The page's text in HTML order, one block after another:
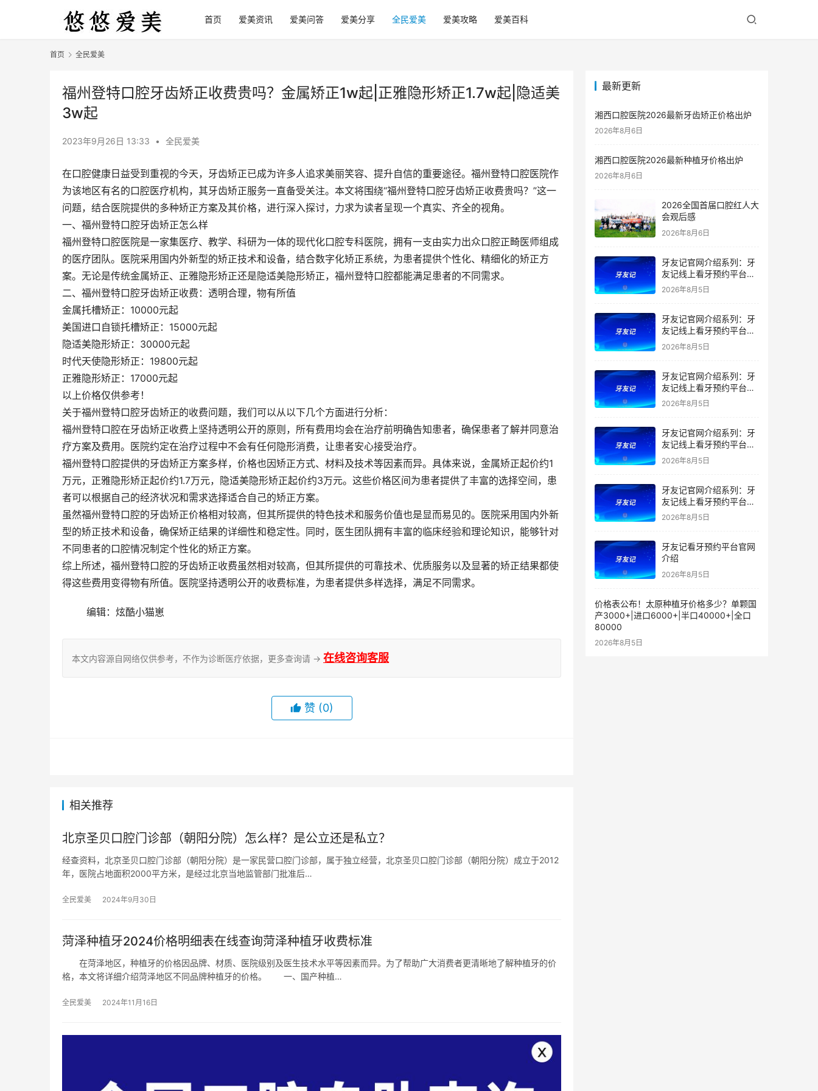
首页 爱美资讯 爱美问答 爱美分享 全民爱美 爱美攻略 爱美百科
首页 全民爱美
福州登特口腔牙齿矫正收费贵吗？金属矫正1w起|正雅隐形矫正1.7w起|隐适美
3w起
2023年9月26日 13:33 • 全民爱美
在口腔健康日益受到重视的今天，牙齿矫正已成为许多人追求美丽笑容、提升自信的重要途径。福州登特口腔医院作
为该地区有名的口腔医疗机构，其牙齿矫正服务一直备受关注。本文将围绕“福州登特口腔牙齿矫正收费贵吗？”这一
问题，结合医院提供的多种矫正方案及其价格，进行深入探讨，力求为读者呈现一个真实、齐全的视角。
一、福州登特口腔牙齿矫正怎么样
福州登特口腔医院是一家集医疗、教学、科研为一体的现代化口腔专科医院，拥有一支由实力出众口腔正畸医师组成
的医疗团队。医院采用国内外新型的矫正技术和设备，结合数字化矫正系统，为患者提供个性化、精细化的矫正方
案。无论是传统金属矫正、正雅隐形矫正还是隐适美隐形矫正，福州登特口腔都能满足患者的不同需求。
二、福州登特口腔牙齿矫正收费：透明合理，物有所值
金属托槽矫正：10000元起
美国进口自锁托槽矫正：15000元起
隐适美隐形矫正：30000元起
时代天使隐形矫正：19800元起
正雅隐形矫正：17000元起
以上价格仅供参考！
关于福州登特口腔牙齿矫正的收费问题，我们可以从以下几个方面进行分析：
福州登特口腔在牙齿矫正收费上坚持透明公开的原则，所有费用均会在治疗前明确告知患者，确保患者了解并同意治
疗方案及费用。医院约定在治疗过程中不会有任何隐形消费，让患者安心接受治疗。
福州登特口腔提供的牙齿矫正方案多样，价格也因矫正方式、材料及技术等因素而异。具体来说，金属矫正起价约1
万元，正雅隐形矫正起价约1.7万元，隐适美隐形矫正起价约3万元。这些价格区间为患者提供了丰富的选择空间，患
者可以根据自己的经济状况和需求选择适合自己的矫正方案。
虽然福州登特口腔的牙齿矫正价格相对较高，但其所提供的特色技术和服务价值也是显而易见的。医院采用国内外新
型的矫正技术和设备，确保矫正结果的详细性和稳定性。同时，医生团队拥有丰富的临床经验和理论知识，能够针对
不同患者的口腔情况制定个性化的矫正方案。
综上所述，福州登特口腔的牙齿矫正收费虽然相对较高，但其所提供的可靠技术、优质服务以及显著的矫正结果都使
得这些费用变得物有所值。医院坚持透明公开的收费标准，为患者提供多样选择，满足不同需求。
	编辑：炫酷小猫崽
本文内容源自网络仅供参考，不作为诊断医疗依据，更多查询请 → 在线咨询客服
赞 (0)
相关推荐
北京圣贝口腔门诊部（朝阳分院）怎么样？是公立还是私立？
经查资料，北京圣贝口腔门诊部（朝阳分院）是一家民营口腔门诊部，属于独立经营，北京圣贝口腔门诊部（朝阳分院）成立于2012
年，医院占地面积2000平方米，是经过北京当地监管部门批准后…
全民爱美 2024年9月30日
菏泽种植牙2024价格明细表在线查询菏泽种植牙收费标准
在菏泽地区，种植牙的价格因品牌、材质、医院级别及医生技术水平等因素而异。为了帮助广大消费者更清晰地了解种植牙的价
格，本文将详细介绍菏泽地区不同品牌种植牙的价格。 一、国产种植…
全民爱美 2024年11月16日
最新更新
湘西口腔医院2026最新牙齿矫正价格出炉
2026年8月6日
湘西口腔医院2026最新种植牙价格出炉
2026年8月6日
2026全国首届口腔红人大
会观后感
2026年8月6日
牙友记官网介绍系列：牙
友记线上看牙预约平台是
干什么的？靠谱吗？
2026年8月5日
牙友记官网介绍系列：牙
友记线上看牙预约平台让
看牙不再靠运气
2026年8月5日
牙友记官网介绍系列：牙
友记线上看牙预约平台打
破口腔行业专业壁垒新手
2026年8月5日
牙友记官网介绍系列：牙
友记线上看牙预约平台落
地同城就诊经验打破未知
2026年8月5日
牙友记官网介绍系列：牙
友记线上看牙预约平台的
优势在哪里？
2026年8月5日
牙友记看牙预约平台官网
介绍
2026年8月5日
价格表公布！太原种植牙价格多少？单颗国
产3000+|进口6000+|半口40000+|全口
80000
2026年8月5日